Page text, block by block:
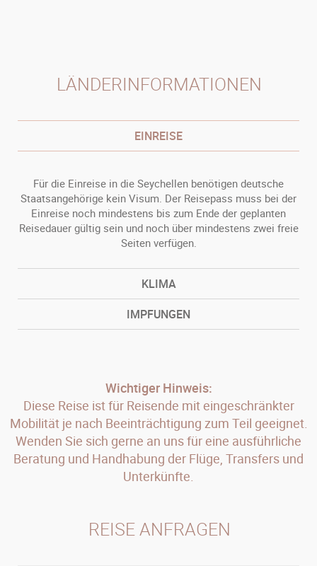
LÄNDERINFORMATIONEN
EINREISE
Für die Einreise in die Seychellen benötigen deutsche
Staatsangehörige kein Visum. Der Reisepass muss bei der
Einreise noch mindestens bis zum Ende der geplanten
Reisedauer gültig sein und noch über mindestens zwei freie
Seiten verfügen.
KLIMA
IMPFUNGEN
Wichtiger Hinweis:
Diese Reise ist für Reisende mit eingeschränkter
Mobilität je nach Beeinträchtigung zum Teil geeignet.
Wenden Sie sich gerne an uns für eine ausführliche
Beratung und Handhabung der Flüge, Transfers und
Unterkünfte.
REISE ANFRAGEN